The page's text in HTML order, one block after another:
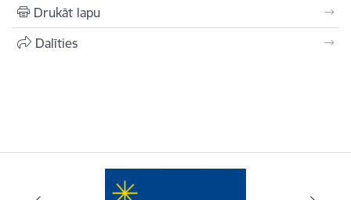
Drukāt lapu
Dalīties